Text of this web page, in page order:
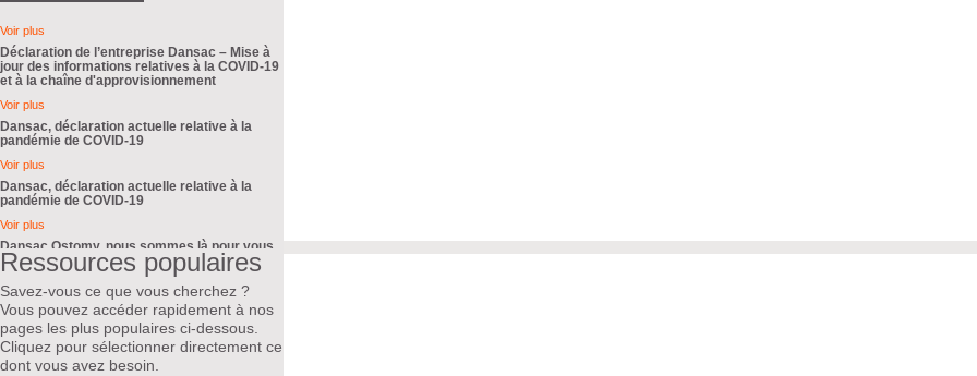
Voir plus
Déclaration de l’entreprise Dansac – Mise à
jour des informations relatives à la COVID-19
et à la chaîne d'approvisionnement
Voir plus
Dansac, déclaration actuelle relative à la
pandémie de COVID-19
Voir plus
Dansac, déclaration actuelle relative à la
pandémie de COVID-19
Voir plus
Dansac Ostomy, nous sommes là pour vous
pendant la pandémie de COVID-19
Voir plus
Ressources populaires
Savez-vous ce que vous cherchez ?
Vous pouvez accéder rapidement à nos
pages les plus populaires ci-dessous.
Cliquez pour sélectionner directement ce
dont vous avez besoin.